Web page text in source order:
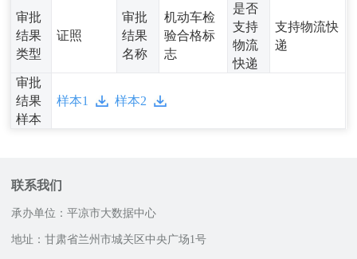
审批
结果
类型
证照
审批
结果
名称
机动车检
验合格标
志
是否
支持
物流
快递
支持物流快
递
审批
结果
样本
样本1 样本2
联系我们
承办单位：平凉市大数据中心
地址：甘肃省兰州市城关区中央广场1号